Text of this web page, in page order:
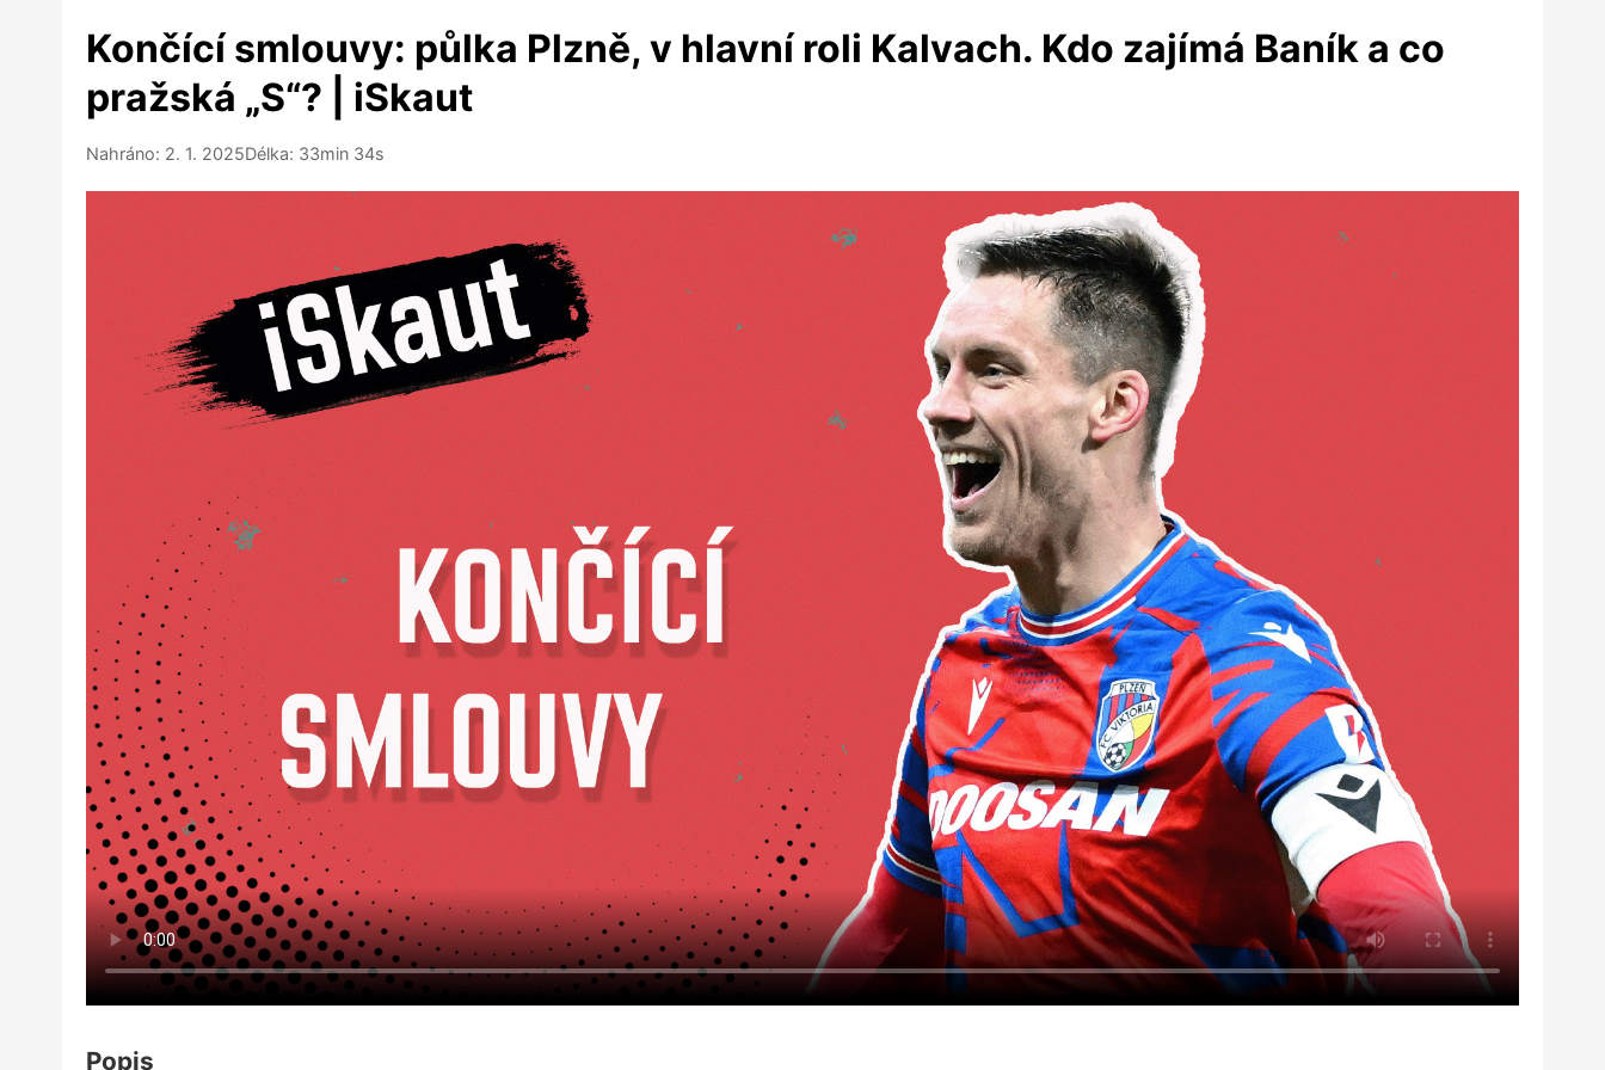
Končící smlouvy: půlka Plzně, v hlavní roli Kalvach. Kdo zajímá Baník a co
pražská „S“? | iSkaut
Nahráno: 2. 1. 2025Délka: 33min 34s
Popis